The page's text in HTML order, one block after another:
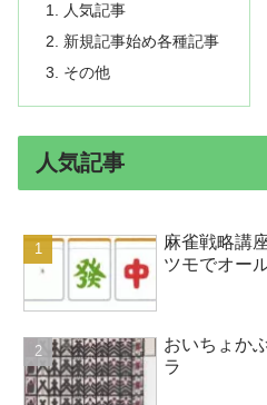
人気記事
新規記事始め各種記事
その他
人気記事
麻雀戦略講
ツモでオー
おいちょか
ラ